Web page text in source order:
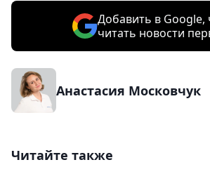
Добавить в Google,
читать новости
Анастасия Московчук
Читайте также